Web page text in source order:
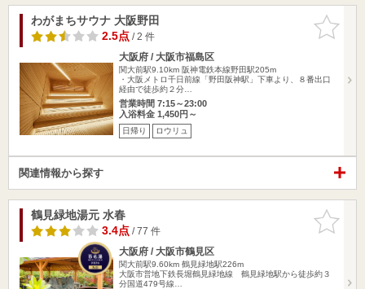
お気に入
りに追加
わがまちサウナ 大阪野田
2.5点/ 2 件
大阪府 / 大阪市福島区
関大前駅9.10km 阪神電鉄本線野田駅205m
・大阪メトロ千日前線「野田阪神駅」下車より、８番出口
経由で徒歩約２分…
営業時間 7:15～23:00
入浴料金 1,450円～
日帰り ロウリュ
関連情報から探す
お気に入
りに追加
鶴見緑地湯元 水春
3.4点/ 77 件
大阪府 / 大阪市鶴見区
関大前駅9.60km 鶴見緑地駅226m
大阪市営地下鉄長堀鶴見緑地線 鶴見緑地駅から徒歩約３
分国道479号線…